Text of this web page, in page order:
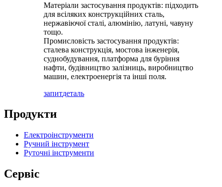
Матеріали застосування продуктів: підходить
для всіляких конструкційних сталь,
нержавіючої сталі, алюмінію, латуні, чавуну
тощо.
Промисловість застосування продуктів:
сталева конструкція, мостова інженерія,
суднобудування, платформа для буріння
нафти, будівництво залізниць, виробництво
машин, електроенергія та інші поля.
запитдеталь
Продукти
Електроінструменти
Ручний інструмент
Руточні інструменти
Сервіс